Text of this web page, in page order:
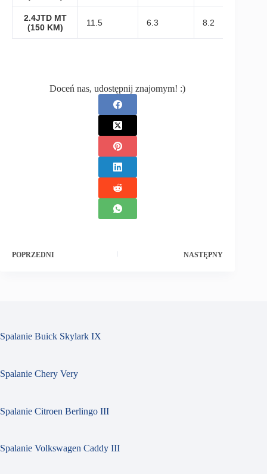
2.4JTD MT
(150 KM)
11.5 6.3 8.2
Doceń nas, udostępnij znajomym! :)
POPRZEDNI NASTĘPNY
Spalanie Buick Skylark IX
Spalanie Chery Very
Spalanie Citroen Berlingo III
Spalanie Volkswagen Caddy III